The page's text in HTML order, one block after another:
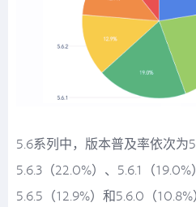
5.6系列中，版本普及率依次为
5.6.3（22.0%）、5.6.1（19.0%
5.6.5（12.9%）和5.6.0（10.8%